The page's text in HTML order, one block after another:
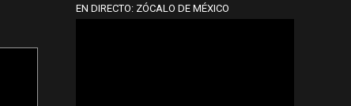
EN DIRECTO: ZÓCALO DE MÉXICO